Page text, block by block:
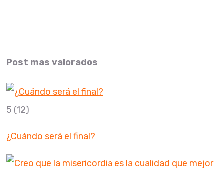
Post mas valorados
5 (12)
¿Cuándo será el final?